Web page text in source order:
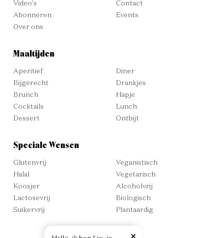
Video's
Abonneren
Over ons
Contact
Events
Maaltijden
Aperitief
Bijgerecht
Brunch
Cocktails
Dessert
Diner
Drankjes
Hapje
Lunch
Ontbijt
Speciale Wensen
Glutenvrij
Halal
Koosjer
Lactosevrij
Suikervrij
Veganistisch
Vegetarisch
Alcoholvrij
Biologisch
Plantaardig